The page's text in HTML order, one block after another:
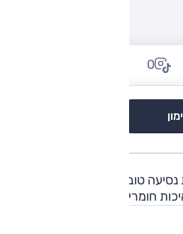
0
נסיעה טובות מאוד, יכולת שטח
חומרים והרכבה.